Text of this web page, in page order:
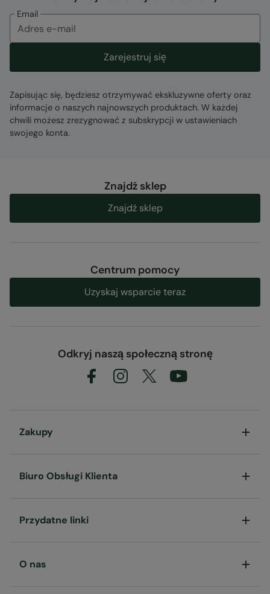
Email
Zarejestruj się
Zapisując się, będziesz otrzymywać ekskluzywne oferty oraz
informacje o naszych najnowszych produktach. W każdej
chwili możesz zrezygnować z subskrypcji w ustawieniach
swojego konta.
Znajdź sklep
Znajdź sklep
Centrum pomocy
Uzyskaj wsparcie teraz
Odkryj naszą społeczną stronę
Zakupy
Biuro Obsługi Klienta
Przydatne linki
O nas